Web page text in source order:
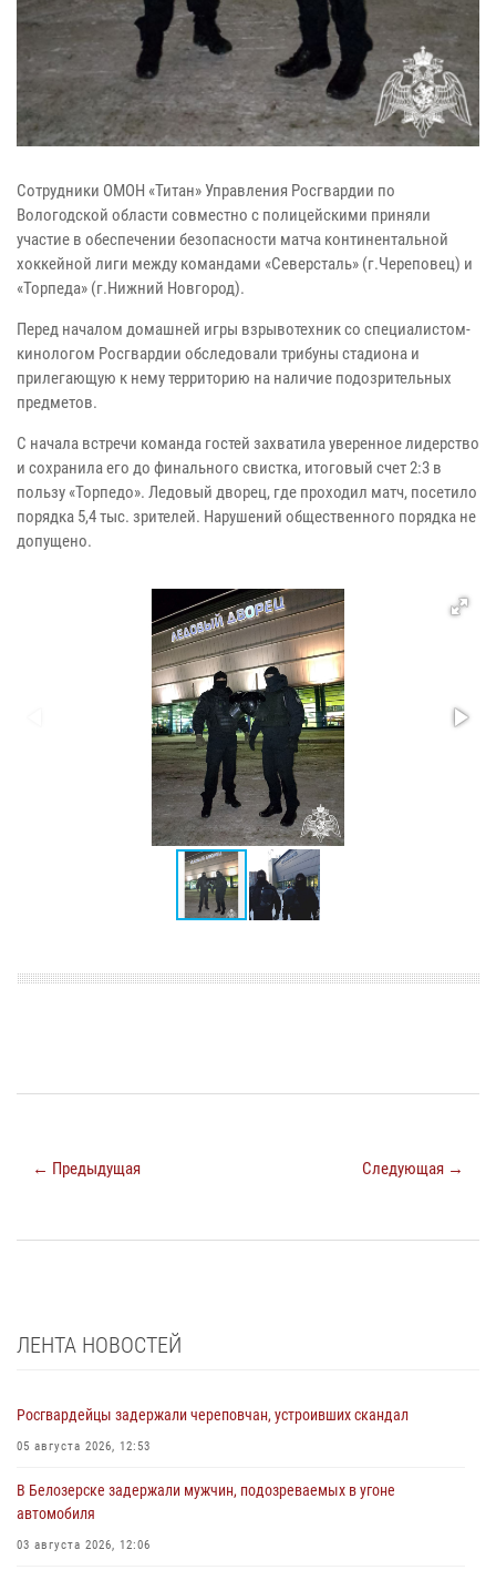
Сотрудники ОМОН «Титан» Управления Росгвардии по
Вологодской области совместно с полицейскими приняли
участие в обеспечении безопасности матча континентальной
хоккейной лиги между командами «Северсталь» (г.Череповец) и
«Торпеда» (г.Нижний Новгород).
Перед началом домашней игры взрывотехник со специалистом-
кинологом Росгвардии обследовали трибуны стадиона и
прилегающую к нему территорию на наличие подозрительных
предметов.
С начала встречи команда гостей захватила уверенное лидерство
и сохранила его до финального свистка, итоговый счет 2:3 в
пользу «Торпедо». Ледовый дворец, где проходил матч, посетило
порядка 5,4 тыс. зрителей. Нарушений общественного порядка не
допущено.
← Предыдущая Следующая →
ЛЕНТА НОВОСТЕЙ
Росгвардейцы задержали череповчан, устроивших скандал
05 августа 2026, 12:53
В Белозерске задержали мужчин, подозреваемых в угоне
автомобиля
03 августа 2026, 12:06